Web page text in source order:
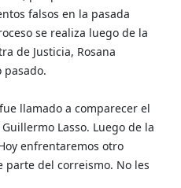
falsos en la pasada
se realiza luego de la
de Justicia, Rosana
pasado.
llamado a comparecer el
Lasso. Luego de la
enfrentaremos otro
del correismo. No les